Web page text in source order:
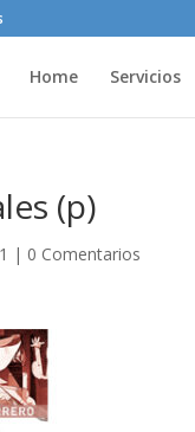
Home Servicios
(p)
| 0 Comentarios